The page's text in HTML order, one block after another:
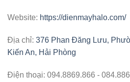
Website: https://dienmayhalo.com/
Địa chỉ: 376 Phan Đăng Lưu,
Kiến An, Hải Phòng
Điện thoại: 094.8869.866 -